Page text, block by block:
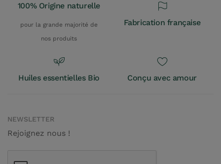
100% Origine naturelle
pour la grande majorité de
nos produits
Fabrication française
Huiles essentielles Bio Conçu avec amour
NEWSLETTER
Rejoignez nous !